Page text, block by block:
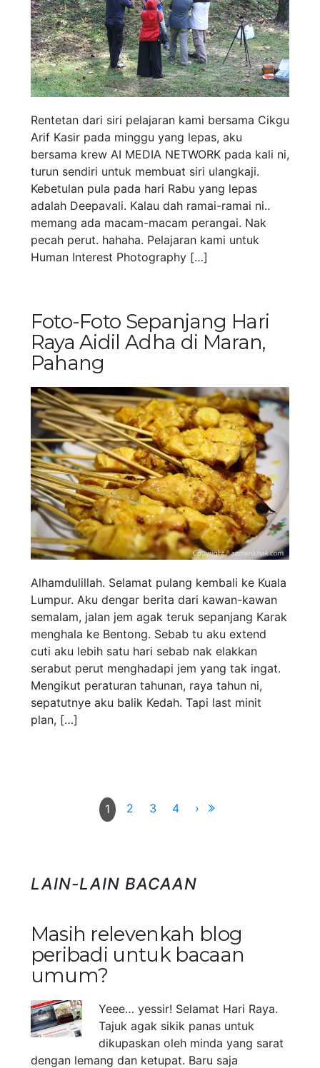
Rentetan dari siri pelajaran kami bersama Cikgu
Arif Kasir pada minggu yang lepas, aku
bersama krew AI MEDIA NETWORK pada kali ni,
turun sendiri untuk membuat siri ulangkaji.
Kebetulan pula pada hari Rabu yang lepas
adalah Deepavali. Kalau dah ramai-ramai ni..
memang ada macam-macam perangai. Nak
pecah perut. hahaha. Pelajaran kami untuk
Human Interest Photography […]
Foto-Foto Sepanjang Hari
Raya Aidil Adha di Maran,
Pahang
Alhamdulillah. Selamat pulang kembali ke Kuala
Lumpur. Aku dengar berita dari kawan-kawan
semalam, jalan jem agak teruk sepanjang Karak
menghala ke Bentong. Sebab tu aku extend
cuti aku lebih satu hari sebab nak elakkan
serabut perut menghadapi jem yang tak ingat.
Mengikut peraturan tahunan, raya tahun ni,
sepatutnye aku balik Kedah. Tapi last minit
plan, […]
1 2 3 4 ›
LAIN-LAIN BACAAN
Masih relevenkah blog
peribadi untuk bacaan
umum?
Yeee… yessir! Selamat Hari Raya.
Tajuk agak sikik panas untuk
dikupaskan oleh minda yang sarat
dengan lemang dan ketupat. Baru saja